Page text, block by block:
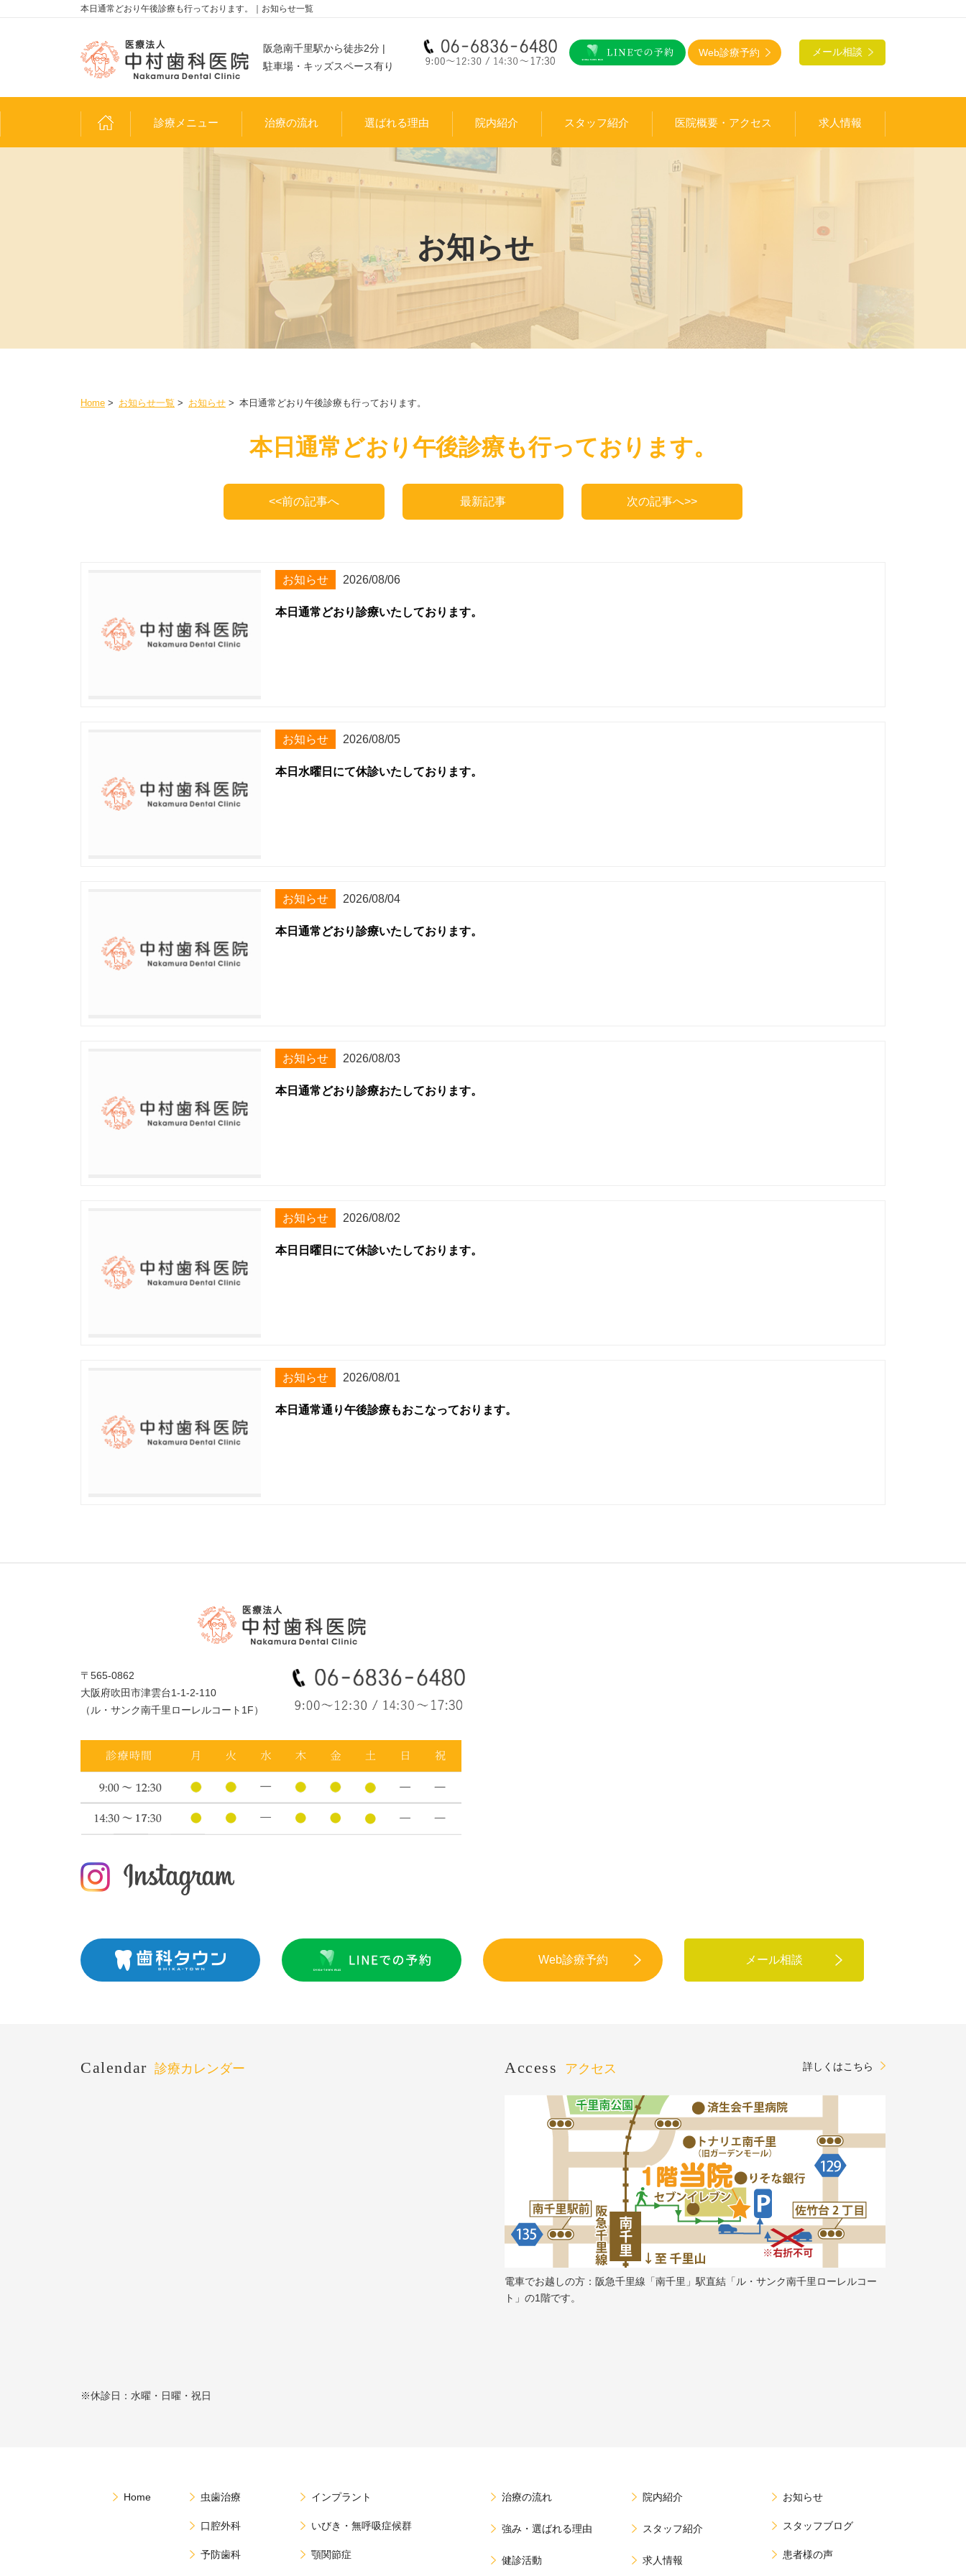
本日通常どおり午後診療も行っております。｜お知らせ一覧
阪急南千里駅から徒歩2分 |
駐車場・キッズスペース有り
Web診療予約 メール相談
診療メニュー 治療の流れ 選ばれる理由 院内紹介 スタッフ紹介 医院概要・アクセス 求人情報
お知らせ
Home > お知らせ一覧 > お知らせ > 本日通常どおり午後診療も行っております。
本日通常どおり午後診療も行っております。
<<前の記事へ 最新記事 次の記事へ>>
お知らせ 2026/08/06
本日通常どおり診療いたしております。
お知らせ 2026/08/05
本日水曜日にて休診いたしております。
お知らせ 2026/08/04
本日通常どおり診療いたしております。
お知らせ 2026/08/03
本日通常どおり診療おたしております。
お知らせ 2026/08/02
本日日曜日にて休診いたしております。
お知らせ 2026/08/01
本日通常通り午後診療もおこなっております。
〒565-0862
大阪府吹田市津雲台1-1-2-110
（ル・サンク南千里ローレルコート1F）
Web診療予約 メール相談
Calendar 診療カレンダー
※休診日：水曜・日曜・祝日
Access アクセス 詳しくはこちら
電車でお越しの方：阪急千里線「南千里」駅直結「ル・サンク南千里ローレルコー
ト」の1階です。
Home 虫歯治療
口腔外科
予防歯科
インプラント
いびき・無呼吸症候群
顎関節症
治療の流れ
強み・選ばれる理由
健診活動
院内紹介
スタッフ紹介
求人情報
お知らせ
スタッフブログ
患者様の声